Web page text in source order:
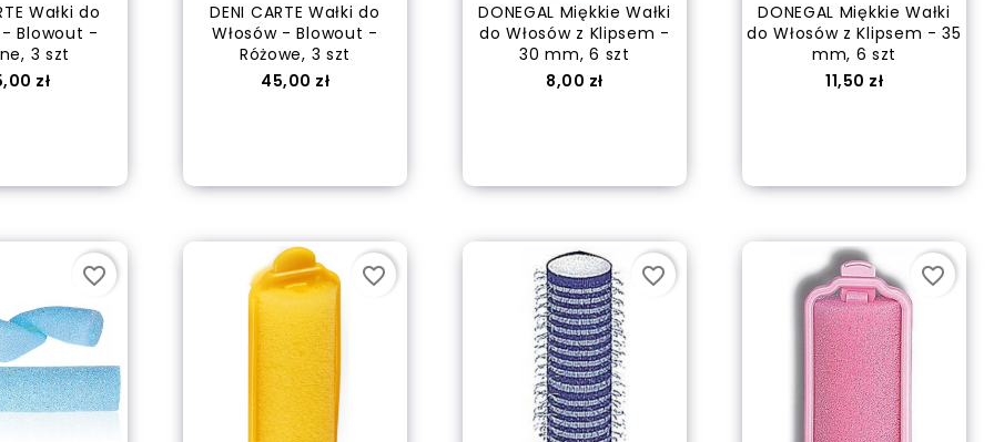
3W CLINIC Vitamin C
&...
Cena
89,90 zł
Wałki do
- Blowout -
3 szt
zł
DENI CARTE Wałki do
Włosów - Blowout -
Różowe, 3 szt
Cena
45,00 zł
DONEGAL Miękkie Wałki
do Włosów z Klipsem -
30 mm, 6 szt
Cena
8,00 zł
DONEGAL Miękkie Wałki
do Włosów z Klipsem - 35
mm, 6 szt
Cena
11,50 zł
favorite_border favorite_border favorite_border favorite_border